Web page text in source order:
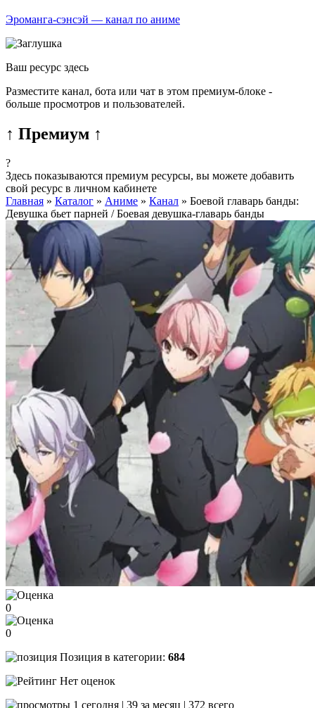
Эроманга-сэнсэй — канал по аниме
Ваш ресурс здесь
Разместите канал, бота или чат в этом премиум-блоке -
больше просмотров и пользователей.
↑ Премиум ↑
?
Здесь показываются премиум ресурсы, вы можете добавить
свой ресурс в личном кабинете
Главная » Каталог » Аниме » Канал » Боевой главарь банды:
Девушка бьет парней / Боевая девушка-главарь банды
0
0
Позиция в категории: 684
Нет оценок
1 сегодня | 39 за месяц | 372 всего